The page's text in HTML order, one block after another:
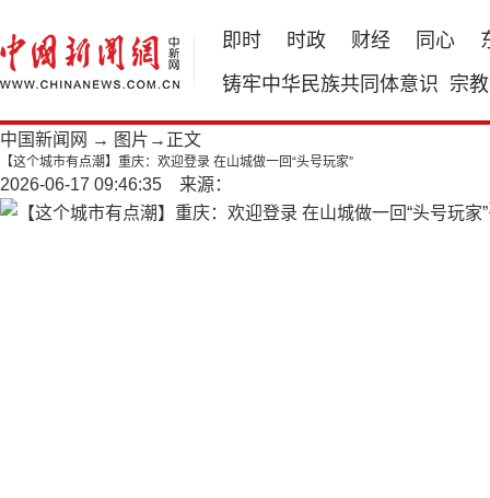
即时 时政 财经 同心
铸牢中华民族共同体意识 宗教
中国新闻网 → 图片 →正文
【这个城市有点潮】重庆：欢迎登录 在山城做一回“头号玩家”
2026-06-17 09:46:35 来源：